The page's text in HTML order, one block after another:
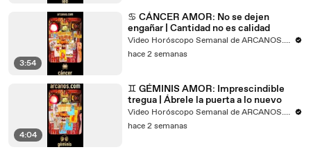
3:54
♋ CÁNCER AMOR: No se dejen
engañar | Cantidad no es calidad
Video Horóscopo Semanal de ARCANOS.COM
hace 2 semanas
4:04
♊ GÉMINIS AMOR: Imprescindible
tregua | Ábrele la puerta a lo nuevo
Video Horóscopo Semanal de ARCANOS.COM
hace 2 semanas